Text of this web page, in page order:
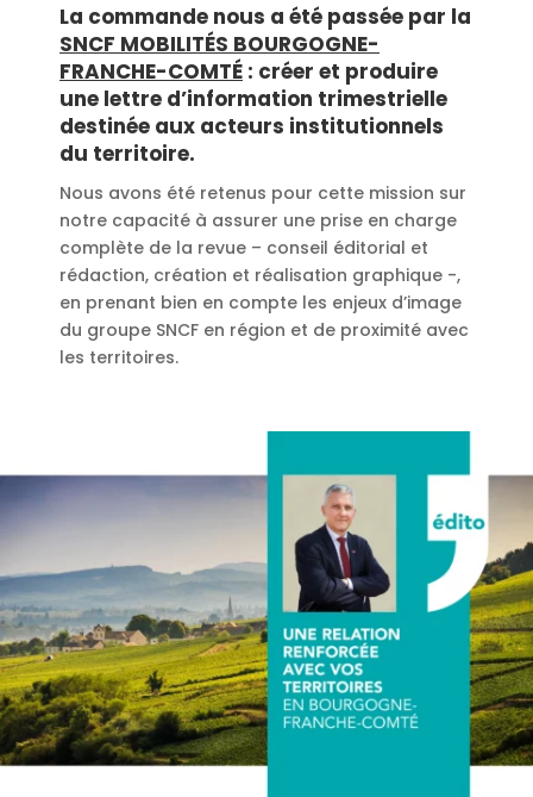
La commande nous a été passée par la
SNCF MOBILITÉS BOURGOGNE-
FRANCHE-COMTÉ : créer et produire
une lettre d’information trimestrielle
destinée aux acteurs institutionnels
du territoire.
Nous avons été retenus pour cette mission sur
notre capacité à assurer une prise en charge
complète de la revue – conseil éditorial et
rédaction, création et réalisation graphique -,
en prenant bien en compte les enjeux d’image
du groupe SNCF en région et de proximité avec
les territoires.